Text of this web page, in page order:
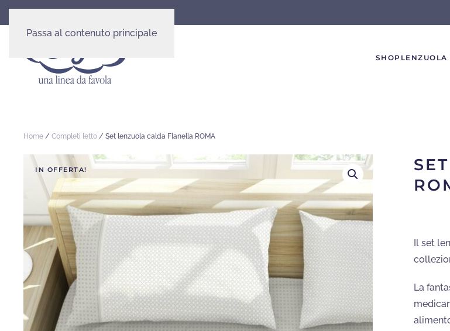
Passa al contenuto principale
SHOP LENZUOLA
Home / Completi letto / Set lenzuola calda Flanella ROMA
IN OFFERTA!
Il set
La